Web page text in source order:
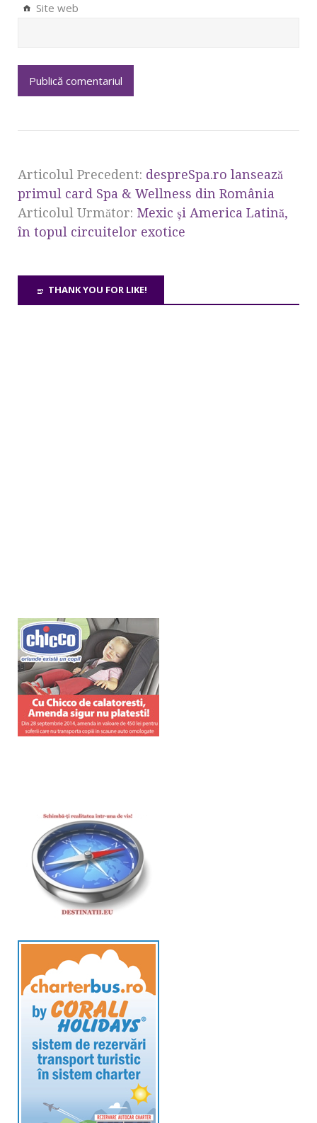
Site web
Articolul Precedent: despreSpa.ro lansează
primul card Spa & Wellness din România
Articolul Următor: Mexic și America Latină,
în topul circuitelor exotice
THANK YOU FOR LIKE!